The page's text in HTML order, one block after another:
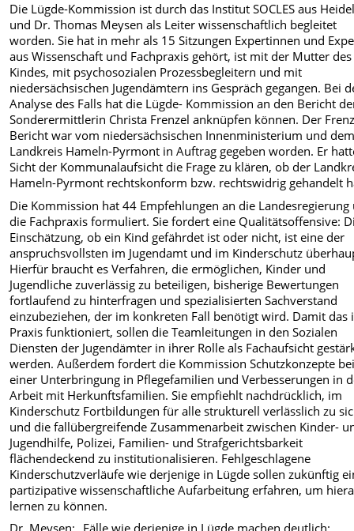
Die Lügde-Kommission ist durch das Institut SOCLES aus
und Dr. Thomas Meysen als Leiter wissenschaftlich begleitet
worden. Sie hat in mehr als 15 Sitzungen Expertinnen und
aus Wissenschaft und Fachpraxis gehört, ist mit der Mutter des
Kindes, mit psychosozialen Prozessbegleitern und mit
niedersächsischen Jugendämtern ins Gespräch gegangen. Bei
Analyse des Falls hat die Lügde- Kommission an den Bericht
Sonderermittlerin Christa Frenzel anknüpfen können. Der
Bericht war vom niedersächsischen Innenministerium und
Landkreis Hameln-Pyrmont in Auftrag gegeben worden. Er
Sicht der Kommunalaufsicht die Frage zu klären, ob der
Hameln-Pyrmont rechtskonform bzw. rechtswidrig gehandelt
Die Kommission hat 44 Empfehlungen an die Landesregierung
die Fachpraxis formuliert. Sie fordert eine Qualitätsoffensive:
Einschätzung, ob ein Kind gefährdet ist oder nicht, ist eine der
anspruchsvollsten im Jugendamt und im Kinderschutz
Hierfür braucht es Verfahren, die ermöglichen, Kinder und
Jugendliche zuverlässig zu beteiligen, bisherige Bewertungen
fortlaufend zu hinterfragen und spezialisierten Sachverstand
einzubeziehen, der im konkreten Fall benötigt wird. Damit das
Praxis funktioniert, sollen die Teamleitungen in den Sozialen
Diensten der Jugendämter in ihrer Rolle als Fachaufsicht
werden. Außerdem fordert die Kommission Schutzkonzepte
einer Unterbringung in Pflegefamilien und Verbesserungen in
Arbeit mit Herkunftsfamilien. Sie empfiehlt nachdrücklich, im
Kinderschutz Fortbildungen für alle strukturell verlässlich zu
und die fallübergreifende Zusammenarbeit zwischen Kinder-
Jugendhilfe, Polizei, Familien- und Strafgerichtsbarkeit
flächendeckend zu institutionalisieren. Fehlgeschlagene
Kinderschutzverläufe wie derjenige in Lügde sollen zukünftig
partizipative wissenschaftliche Aufarbeitung erfahren, um
lernen zu können.